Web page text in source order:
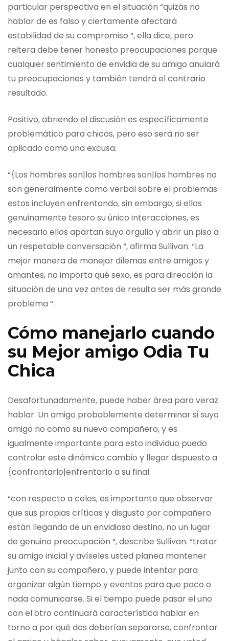
particular perspectiva en el situación “quizás no
hablar de es falso y ciertamente afectará
estabilidad de su compromiso “, ella dice, pero
reitera debe tener honesto preocupaciones porque
cualquier sentimiento de envidia de su amigo anulará
tu preocupaciones y también tendrá el contrario
resultado.
Positivo, abriendo el discusión es específicamente
problemático para chicos, pero eso será no ser
aplicado como una excusa.
“{Los hombres son|los hombres son|los hombres no
son generalmente como verbal sobre el problemas
estos incluyen enfrentando, sin embargo, si ellos
genuinamente tesoro su único interacciones, es
necesario ellos apartan suyo orgullo y abrir un piso a
un respetable conversación “, afirma Sullivan. “La
mejor manera de manejar dilemas entre amigos y
amantes, no importa qué sexo, es para dirección la
situación de una vez antes de resulta ser más grande
problema “.
Cómo manejarlo cuando
su Mejor amigo Odia Tu
Chica
Desafortunadamente, puede haber área para veraz
hablar. Un amigo probablemente determinar si suyo
amigo no como su nuevo compañero, y es
igualmente importante para esto individuo puedo
controlar este dinámico cambio y llegar dispuesto a
{confrontarlo|enfrentarlo a su final.
“con respecto a celos, es importante que observar
que sus propias críticas y disgusto por compañero
están llegando de un envidioso destino, no un lugar
de genuino preocupación “, describe Sullivan. “tratar
su amigo inicial y avíseles usted planea mantener
junto con su compañero, y puede intentar para
organizar algún tiempo y eventos para que poco o
nada comunicarse. Si el tiempo puede pasar el uno
con el otro continuará característica hablar en
torno a por qué dos deberían separarse, confrontar